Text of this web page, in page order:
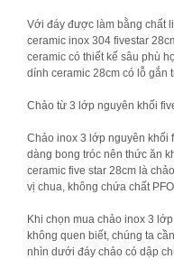
Với đáy được làm bằng chất
ceramic inox 304 fivestar
ceramic có thiết kế sâu phù
dính ceramic 28cm có lỗ gắn
Chảo từ 3 lớp nguyên khối
Chảo inox 3 lớp nguyên khối
dàng bong tróc nên thức ăn
ceramic five star 28cm là
vị chua, không chứa chất
Khi chọn mua chảo inox 3
không quen biết, chúng ta
nhìn dưới đáy chảo có dập